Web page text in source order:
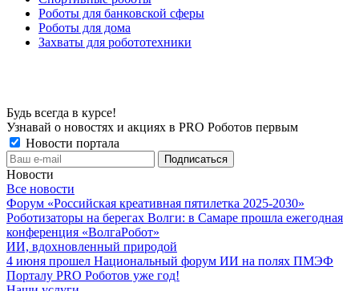
Роботы для банковской сферы
Роботы для дома
Захваты для робототехники
Будь всегда в курсе!
Узнавай о новостях и акциях в PRO Роботов первым
Новости портала
Новости
Все новости
Форум «Российская креативная пятилетка 2025-2030»
Роботизаторы на берегах Волги: в Самаре прошла ежегодная
конференция «ВолгаРобот»
ИИ, вдохновленный природой
4 июня прошел Национальный форум ИИ на полях ПМЭФ
Порталу PRO Роботов уже год!